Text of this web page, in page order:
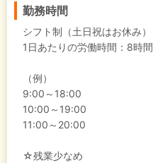
勤務時間
シフト制（土日祝はお休み）
1日あたりの労働時間：8時間
（例）
9:00～18:00
10:00～19:00
11:00～20:00
☆残業少なめ